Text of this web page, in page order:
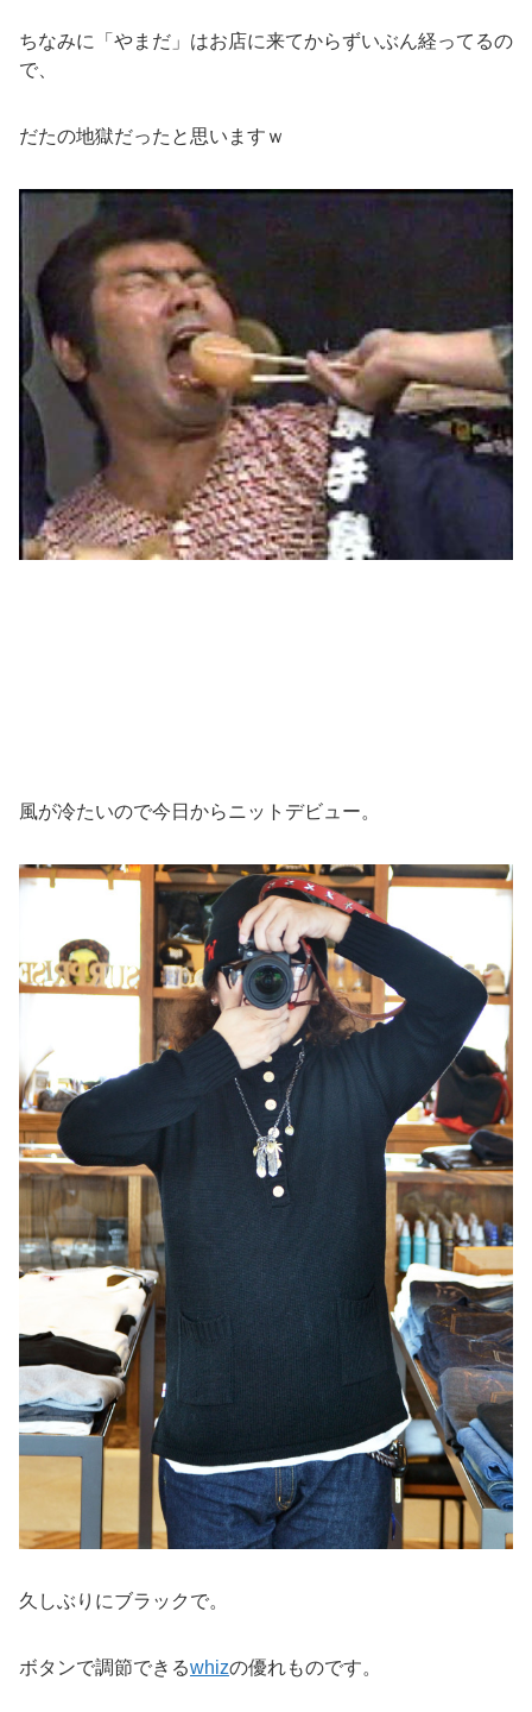
ちなみに「やまだ」はお店に来てからずいぶん経ってるの
で、
だたの地獄だったと思いますｗ
風が冷たいので今日からニットデビュー。
久しぶりにブラックで。
ボタンで調節できるwhizの優れものです。